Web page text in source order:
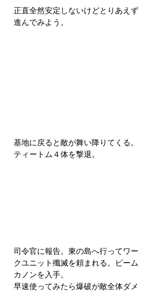
正直全然安定しないけどとりあえず
進んでみよう。
基地に戻ると敵が舞い降りてくる。
ティートム４体を撃退。
司令官に報告。東の島へ行ってワー
クユニット殲滅を頼まれる。ビーム
カノンを入手。
早速使ってみたら爆破が敵全体ダメ